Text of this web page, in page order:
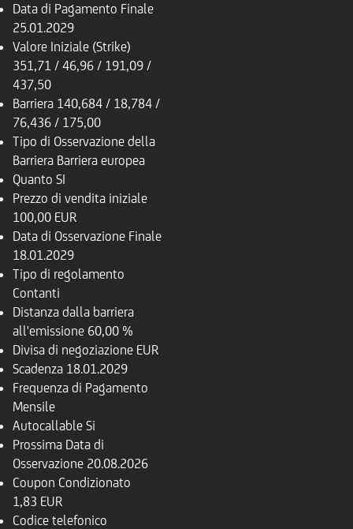
Data di Pagamento Finale
25.01.2029
Valore Iniziale (Strike)
351,71 / 46,96 / 191,09 /
437,50
Barriera 140,684 / 18,784 /
76,436 / 175,00
Tipo di Osservazione della
Barriera Barriera europea
Quanto SI
Prezzo di vendita iniziale
100,00 EUR
Data di Osservazione Finale
18.01.2029
Tipo di regolamento
Contanti
Distanza dalla barriera
all'emissione 60,00 %
Divisa di negoziazione EUR
Scadenza 18.01.2029
Frequenza di Pagamento
Mensile
Autocallable Si
Prossima Data di
Osservazione 20.08.2026
Coupon Condizionato
1,83 EUR
Codice telefonico